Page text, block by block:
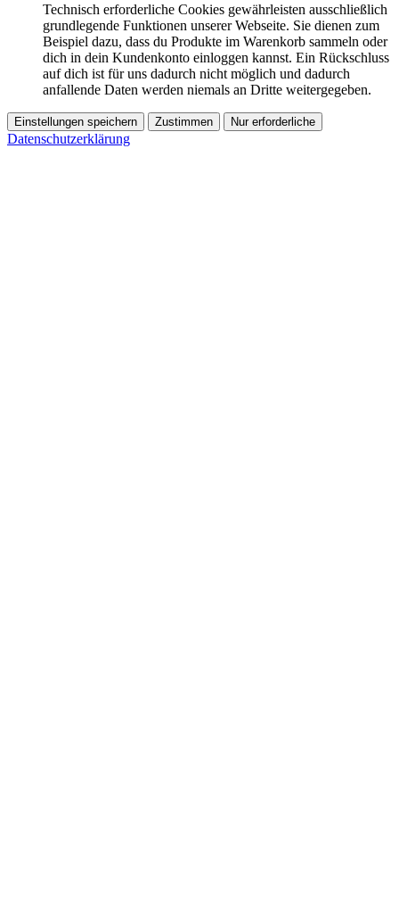
Technisch erforderliche Cookies gewährleisten ausschließlich
grundlegende Funktionen unserer Webseite. Sie dienen zum
Beispiel dazu, dass du Produkte im Warenkorb sammeln oder
dich in dein Kundenkonto einloggen kannst. Ein Rückschluss
auf dich ist für uns dadurch nicht möglich und dadurch
anfallende Daten werden niemals an Dritte weitergegeben.
Einstellungen speichern Zustimmen Nur erforderliche
Datenschutzerklärung